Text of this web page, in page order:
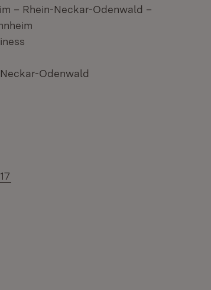
– Rhein-Neckar-Odenwald –
Odenwald